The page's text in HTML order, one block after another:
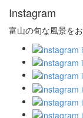
Instagram
富山の旬な風景をお